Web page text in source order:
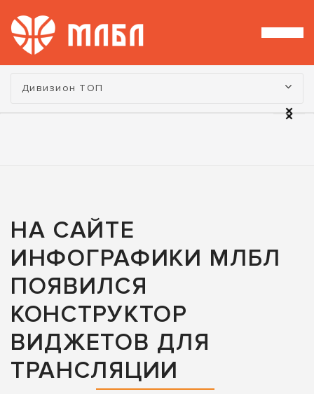
Турнир:
Дивизион ТОП
НА САЙТЕ
ИНФОГРАФИКИ МЛБЛ
ПОЯВИЛСЯ
КОНСТРУКТОР
ВИДЖЕТОВ ДЛЯ
ТРАНСЛЯЦИИ